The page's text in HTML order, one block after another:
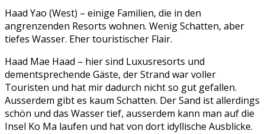
Haad Yao (West) – einige Familien, die in den
angrenzenden Resorts wohnen. Wenig Schatten, aber
tiefes Wasser. Eher touristischer Flair.
Haad Mae Haad – hier sind Luxusresorts und
dementsprechende Gäste, der Strand war voller
Touristen und hat mir dadurch nicht so gut gefallen.
Ausserdem gibt es kaum Schatten. Der Sand ist allerdings
schön und das Wasser tief, ausserdem kann man auf die
Insel Ko Ma laufen und hat von dort idyllische Ausblicke.